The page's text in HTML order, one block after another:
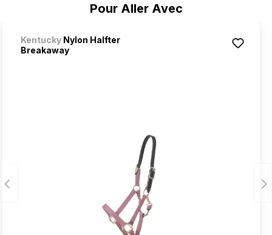
Pour Aller Avec
Kentucky Nylon Halfter
Breakaway